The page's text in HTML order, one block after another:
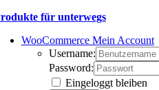
für unterwegs
WooCommerce Mein Account
Username:
Password:
Eingeloggt bleiben